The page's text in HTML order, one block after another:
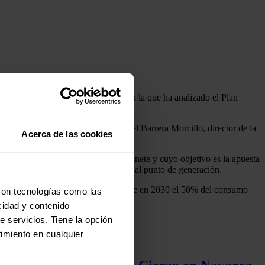
Acerca de las cookies
tecnologías como las
y contenido
servicios. Tiene la opción
en cualquier
Fotovoltaica (ANPIER)con la que ha analizado el Plan
, presidente de ANPIER; Rafael Barrera Morcillo, director de la
en el que trabaja su gabinete y cuyo objetivo es la apuesta
colectivo y con proximidad al punto de generación.
es llegar al escenario en el que en 2030 el 50% del consumo